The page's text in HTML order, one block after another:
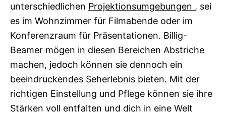
unterschiedlichen Projektionsumgebungen , sei
es im Wohnzimmer für Filmabende oder im
Konferenzraum für Präsentationen. Billig-
Beamer mögen in diesen Bereichen Abstriche
machen, jedoch können sie dennoch ein
beeindruckendes Seherlebnis bieten. Mit der
richtigen Einstellung und Pflege können sie ihre
Stärken voll entfalten und dich in eine Welt